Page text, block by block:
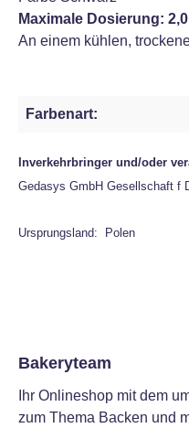
Maximale Dosierung:
An einem kühlen,
Farbenart:
Inverkehrbringer und/oder
Gedasys GmbH Gesellschaft f
Ursprungsland: Polen
Bakeryteam
Ihr Onlineshop mit dem
zum Thema Backen und